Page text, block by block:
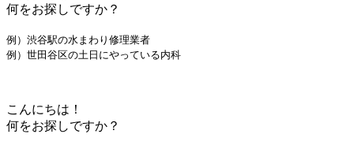
何をお探しですか？
例）渋谷駅の水まわり修理業者
例）世田谷区の土日にやっている内科
こんにちは！
何をお探しですか？